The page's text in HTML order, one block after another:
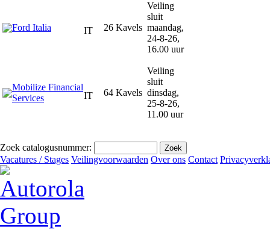
Ford Italia IT 26 Kavels
Veiling
sluit
maandag,
24-8-26,
16.00 uur
Mobilize Financial
Services
IT 64 Kavels
Veiling
sluit
dinsdag,
25-8-26,
11.00 uur
Zoek catalogusnummer:
Vacatures / Stages Veilingvoorwaarden Over ons Contact